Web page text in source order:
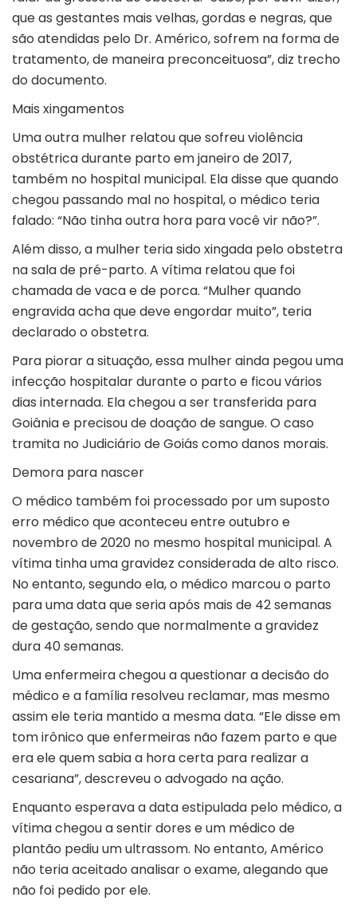
que as gestantes mais velhas, gordas e negras, que
são atendidas pelo Dr. Américo, sofrem na forma de
tratamento, de maneira preconceituosa”, diz trecho
do documento.
Mais xingamentos
Uma outra mulher relatou que sofreu violência
obstétrica durante parto em janeiro de 2017,
também no hospital municipal. Ela disse que quando
chegou passando mal no hospital, o médico teria
falado: “Não tinha outra hora para você vir não?”.
Além disso, a mulher teria sido xingada pelo obstetra
na sala de pré-parto. A vítima relatou que foi
chamada de vaca e de porca. “Mulher quando
engravida acha que deve engordar muito”, teria
declarado o obstetra.
Para piorar a situação, essa mulher ainda pegou uma
infecção hospitalar durante o parto e ficou vários
dias internada. Ela chegou a ser transferida para
Goiânia e precisou de doação de sangue. O caso
tramita no Judiciário de Goiás como danos morais.
Demora para nascer
O médico também foi processado por um suposto
erro médico que aconteceu entre outubro e
novembro de 2020 no mesmo hospital municipal. A
vítima tinha uma gravidez considerada de alto risco.
No entanto, segundo ela, o médico marcou o parto
para uma data que seria após mais de 42 semanas
de gestação, sendo que normalmente a gravidez
dura 40 semanas.
Uma enfermeira chegou a questionar a decisão do
médico e a família resolveu reclamar, mas mesmo
assim ele teria mantido a mesma data. “Ele disse em
tom irônico que enfermeiras não fazem parto e que
era ele quem sabia a hora certa para realizar a
cesariana”, descreveu o advogado na ação.
Enquanto esperava a data estipulada pelo médico, a
vítima chegou a sentir dores e um médico de
plantão pediu um ultrassom. No entanto, Américo
não teria aceitado analisar o exame, alegando que
não foi pedido por ele.